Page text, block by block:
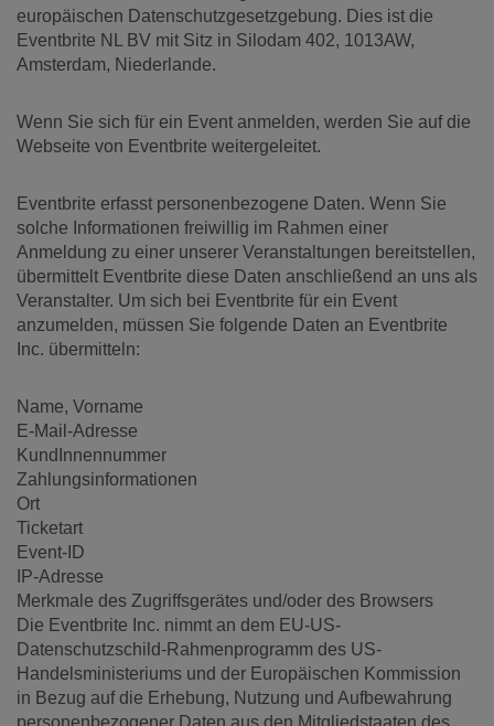
europäischen Datenschutzgesetzgebung. Dies ist die
Eventbrite NL BV mit Sitz in Silodam 402, 1013AW,
Amsterdam, Niederlande.
Wenn Sie sich für ein Event anmelden, werden Sie auf die
Webseite von Eventbrite weitergeleitet.
Eventbrite erfasst personenbezogene Daten. Wenn Sie
solche Informationen freiwillig im Rahmen einer
Anmeldung zu einer unserer Veranstaltungen bereitstellen,
übermittelt Eventbrite diese Daten anschließend an uns als
Veranstalter. Um sich bei Eventbrite für ein Event
anzumelden, müssen Sie folgende Daten an Eventbrite
Inc. übermitteln:
Name, Vorname
E-Mail-Adresse
KundInnennummer
Zahlungsinformationen
Ort
Ticketart
Event-ID
IP-Adresse
Merkmale des Zugriffsgerätes und/oder des Browsers
Die Eventbrite Inc. nimmt an dem EU-US-
Datenschutzschild-Rahmenprogramm des US-
Handelsministeriums und der Europäischen Kommission
in Bezug auf die Erhebung, Nutzung und Aufbewahrung
personenbezogener Daten aus den Mitgliedstaaten des